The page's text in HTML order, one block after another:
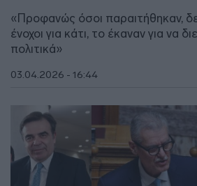
«Προφανώς όσοι παραιτήθηκαν, δεν
ένοχοι για κάτι, το έκαναν για να
πολιτικά»
03.04.2026 - 16:44